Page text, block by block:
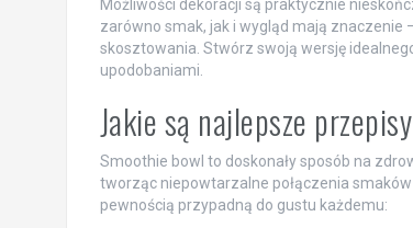
Możliwości dekoracji są praktycznie
zarówno smak, jak i wygląd mają
skosztowania. Stwórz swoją wersję
upodobaniami.
Jakie są najlepsze
Smoothie bowl to doskonały sposób na
tworząc niepowtarzalne połączenia
pewnością przypadną do gustu każdemu: